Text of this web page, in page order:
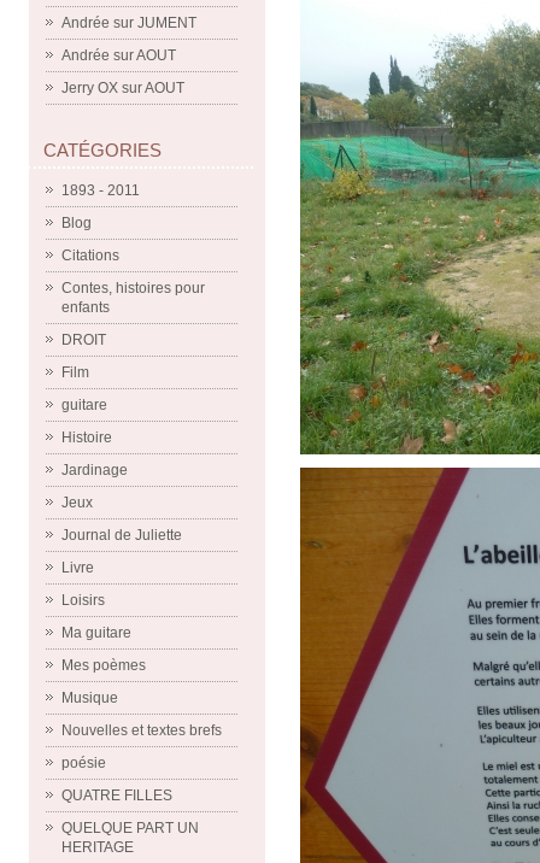
Andrée sur JUMENT
Andrée surAOUT
Jerry OX surAOUT
CATÉGORIES
1893 - 2011
Blog
Citations
Contes, histoires pour
enfants
DROIT
Film
guitare
Histoire
Jardinage
Jeux
Journal de Juliette
Livre
Loisirs
Ma guitare
Mes poèmes
Musique
Nouvelles et textes brefs
poésie
QUATRE FILLES
QUELQUE PART UN
HERITAGE